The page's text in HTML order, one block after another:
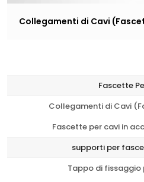
Fascette
Collegamenti di Cavi
Fascette per cavi in
supporti per
Tappo di
Collegamenti di Cavi